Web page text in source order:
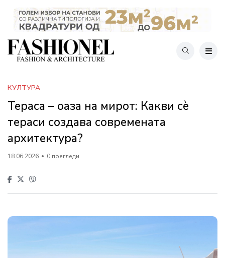
КУЛТУРА
Тераса – оаза на мирот: Какви сè
тераси создава современата
архитектура?
18.06.2026 0 прегледи